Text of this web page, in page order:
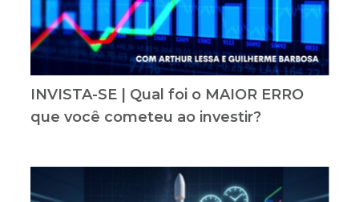
INVISTA-SE | Qual foi o MAIOR ERRO
que você cometeu ao investir?